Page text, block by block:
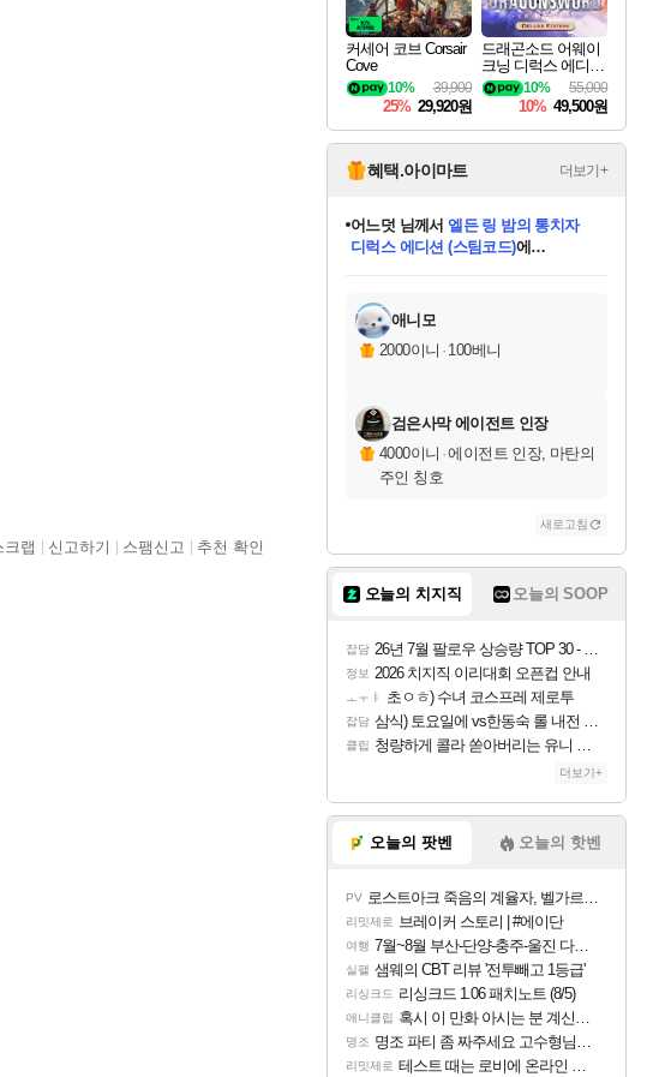
크랩 신고하기 스팸신고 추천 확인
커세어 코브 Corsair
Cove
39,900
10%
25% 29,920원
드래곤소드 어웨이
크닝 디럭스 에디션
DragonSword Awake
ning Deluxe Edition
55,000
10%
10% 49,500원
혜택.아이마트 더보기+
당첨되셨습니다.
당첨되셨습니다.
어느덧 님께서엘든 링 밤의 통치자
디럭스 에디션 (스팀코드)에
당첨되셨습니다.
에디션 (스팀코드)
당첨되셨습니다.
당첨되셨습니다.
당첨되셨습니다.
당첨되셨습니다.
애니모
2000이니 · 100베니
검은사막 에이전트 인장
4000이니 ·에이전트 인장, 마탄의
주인 칭호
새로고침
오늘의 치지직 오늘의 SOOP
잡담 26년 7월 팔로우 상승량 TOP 30 - 월간 치지직
정보 2026 치지직 이리대회 오픈컵 안내
ㅗㅜㅑ 초ㅇㅎ) 수녀 코스프레 제로투
잡담 삼식) 토요일에 vs한동숙 롤 내전 예정
클립 청량하게 콜라 쏟아버리는 유니 ㅋㅋㅋ
더보기+
오늘의 팟벤 오늘의 핫벤
PV 로스트아크 죽음의 계율자, 벨가르딘 티저
리밋제로 브레이커 스토리 | #에이단
여행 7월~8월 부산-단양-충주-울진 다녀왔어요~
실팰 샘웨의 CBT 리뷰 '전투빼고 1등급'
리싱크드 리싱크드 1.06 패치노트 (8/5)
애니클립 혹시 이 만화 아시는 분 계신가요
명조 명조 파티 좀 짜주세요 고수형님들…
리밋제로 테스트 때는 로비에 온라인 기능이 있는데